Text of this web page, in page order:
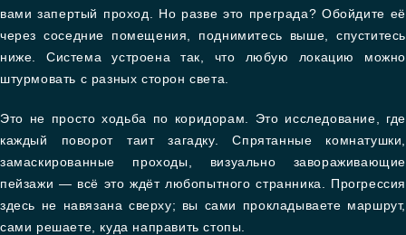
вами запертый проход. Но разве это преграда? Обойдите её
через соседние помещения, поднимитесь выше, спуститесь
ниже. Система устроена так, что любую локацию можно
штурмовать с разных сторон света.
Это не просто ходьба по коридорам. Это исследование, где
каждый поворот таит загадку. Спрятанные комнатушки,
замаскированные проходы, визуально завораживающие
пейзажи — всё это ждёт любопытного странника. Прогрессия
здесь не навязана сверху; вы сами прокладываете маршрут,
сами решаете, куда направить стопы.